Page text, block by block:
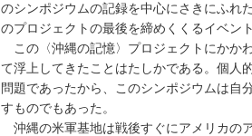
のシンポジウムの記録を中心にさきにふれ
のプロジェクトの最後を締めくくるイベン
この〈沖縄の記憶〉プロジェクトにかか
て浮上してきたことはたしかである。個人
問題であったから、このシンポジウムは自
すものでもあった。
沖縄の米軍基地は戦後すぐにアメリカの